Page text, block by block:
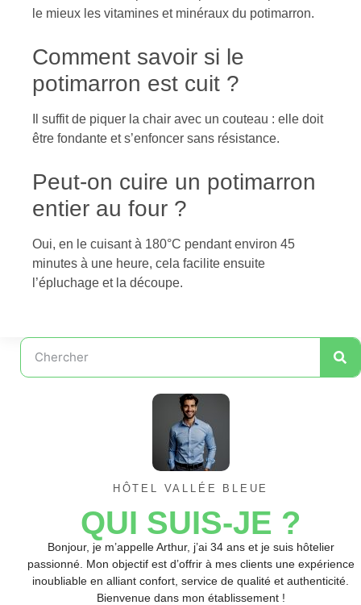
le mieux les vitamines et minéraux du potimarron.
Comment savoir si le
potimarron est cuit ?
Il suffit de piquer la chair avec un couteau : elle doit
être fondante et s’enfoncer sans résistance.
Peut-on cuire un potimarron
entier au four ?
Oui, en le cuisant à 180°C pendant environ 45
minutes à une heure, cela facilite ensuite
l’épluchage et la découpe.
HÔTEL VALLÉE BLEUE
QUI SUIS-JE ?
Bonjour, je m’appelle Arthur, j’ai 34 ans et je suis hôtelier
passionné. Mon objectif est d’offrir à mes clients une expérience
inoubliable en alliant confort, service de qualité et authenticité.
Bienvenue dans mon établissement !